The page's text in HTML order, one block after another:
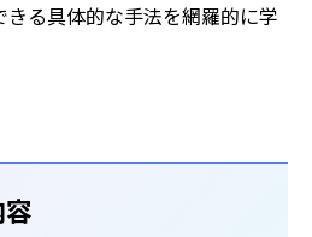
きる具体的な手法を網羅的に学